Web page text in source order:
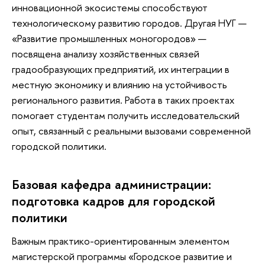
инновационной экосистемы способствуют
технологическому развитию городов. Другая НУГ —
«Развитие промышленных моногородов» —
посвящена анализу хозяйственных связей
градообразующих предприятий, их интеграции в
местную экономику и влиянию на устойчивость
регионального развития. Работа в таких проектах
помогает студентам получить исследовательский
опыт, связанный с реальными вызовами современной
городской политики.
Базовая кафедра администрации:
подготовка кадров для городской
политики
Важным практико-ориентированным элементом
магистерской программы «Городское развитие и